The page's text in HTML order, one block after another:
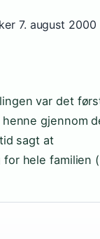
7. august 2000
var det
gjennom
sagt at
hele familien